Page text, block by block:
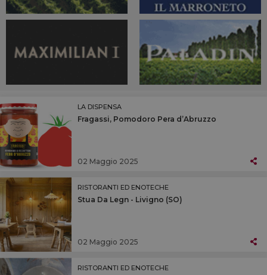
LA DISPENSA
Fragassi, Pomodoro Pera d’Abruzzo
02 Maggio 2025
RISTORANTI ED ENOTECHE
Stua Da Legn - Livigno (SO)
02 Maggio 2025
RISTORANTI ED ENOTECHE